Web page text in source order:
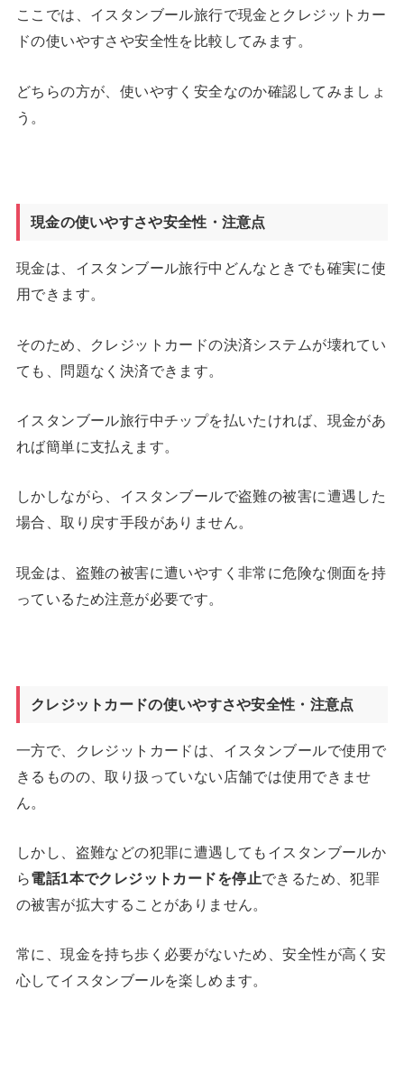
ここでは、イスタンブール旅行で現金とクレジットカー
ドの使いやすさや安全性を比較してみます。
どちらの方が、使いやすく安全なのか確認してみましょ
う。
現金の使いやすさや安全性・注意点
現金は、イスタンブール旅行中どんなときでも確実に使
用できます。
そのため、クレジットカードの決済システムが壊れてい
ても、問題なく決済できます。
イスタンブール旅行中チップを払いたければ、現金があ
れば簡単に支払えます。
しかしながら、イスタンブールで盗難の被害に遭遇した
場合、取り戻す手段がありません。
現金は、盗難の被害に遭いやすく非常に危険な側面を持
っているため注意が必要です。
クレジットカードの使いやすさや安全性・注意点
一方で、クレジットカードは、イスタンブールで使用で
きるものの、取り扱っていない店舗では使用できませ
ん。
しかし、盗難などの犯罪に遭遇してもイスタンブールか
ら電話1本でクレジットカードを停止できるため、犯罪
の被害が拡大することがありません。
常に、現金を持ち歩く必要がないため、安全性が高く安
心してイスタンブールを楽しめます。